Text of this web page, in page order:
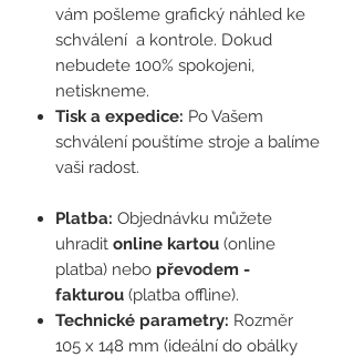
vám pošleme grafický náhled ke
schválení a kontrole. Dokud
nebudete 100% spokojeni,
netiskneme.
Tisk a expedice: Po Vašem
schválení pouštíme stroje a balíme
vaši radost.
Platba: Objednávku můžete
uhradit online kartou (online
platba) nebo převodem -
fakturou (platba offline).
Technické parametry: Rozměr
105 x 148 mm (ideální do obálky